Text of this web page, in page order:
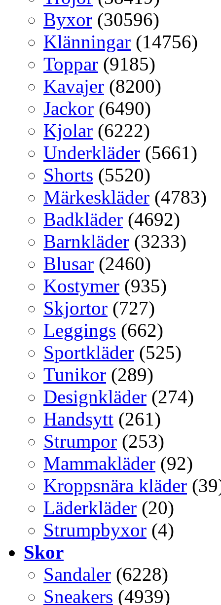
Byxor (30596)
Klänningar (14756)
Toppar (9185)
Kavajer (8200)
Jackor (6490)
Kjolar (6222)
Underkläder (5661)
Shorts (5520)
Märkeskläder (4783)
Badkläder (4692)
Barnkläder (3233)
Blusar (2460)
Kostymer (935)
Skjortor (727)
Leggings (662)
Sportkläder (525)
Tunikor (289)
Designkläder (274)
Handsytt (261)
Strumpor (253)
Mammakläder (92)
Kroppsnära kläder
Läderkläder (20)
Strumpbyxor (4)
Skor
Sandaler (6228)
Sneakers (4939)